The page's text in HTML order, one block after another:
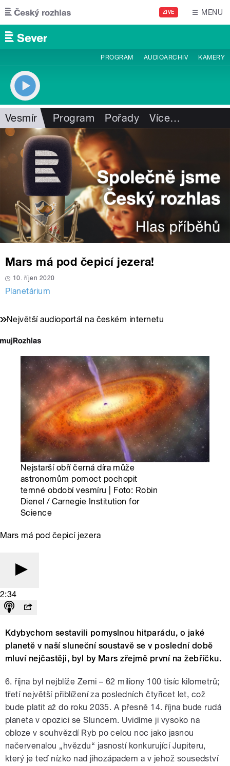
Přejít k hlavnímu obsahu
ŽIVĚ MENU
PROGRAM AUDIOARCHIV KAMERY
Vesmír Program Pořady Více…
Mars má pod čepicí jezera!
10. říjen 2020
Planetárium
Největší audioportál na českém internetu
Nejstarší obří černá díra může
astronomům pomoct pochopit
temné období vesmíru | Foto: Robin
Dienel / Carnegie Institution for
Science
Mars má pod čepicí jezera
2:34
Kdybychom sestavili pomyslnou hitparádu, o jaké
planetě v naší sluneční soustavě se v poslední době
mluví nejčastěji, byl by Mars zřejmě první na žebříčku.
6. října byl nejblíže Zemi – 62 miliony 100 tisíc kilometrů;
třetí největší přiblížení za posledních čtyřicet let, což
bude platit až do roku 2035. A přesně 14. října bude rudá
planeta v opozici se Sluncem. Uvidíme ji vysoko na
obloze v souhvězdí Ryb po celou noc jako jasnou
načervenalou „hvězdu“ jasností konkurující Jupiteru,
který je teď nízko nad jihozápadem a v jehož sousedství